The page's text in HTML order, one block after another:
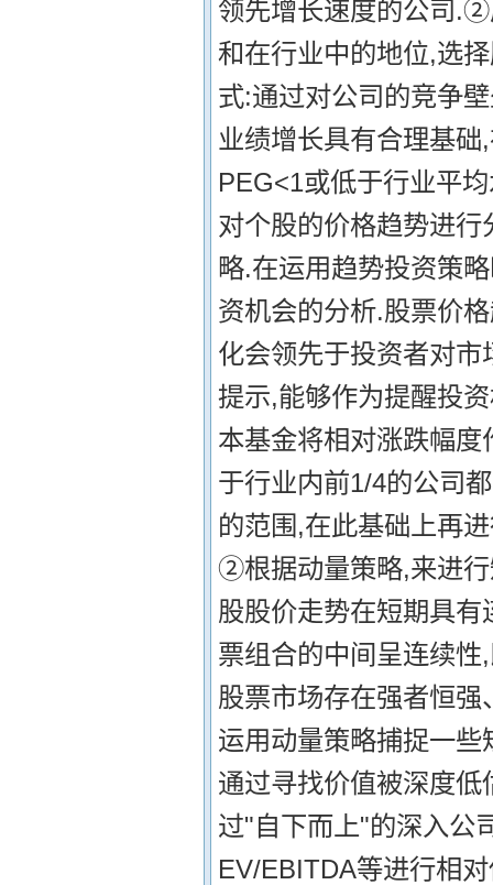
领先增长速度的公司
和在行业中的地位,选
式:通过对公司的竞争
业绩增长具有合理基
PEG<1或低于行业平
对个股的价格趋势进
略.在运用趋势投资策
资机会的分析.股票价
化会领先于投资者对
提示,能够作为提醒投
本基金将相对涨跌幅
于行业内前1/4的公司
的范围,在此基础上再
②根据动量策略,来进行
股股价走势在短期具
票组合的中间呈连续
股票市场存在强者恒
运用动量策略捕捉一
通过寻找价值被深度
过"自下而上"的深入公
EV/EBITDA等进行相